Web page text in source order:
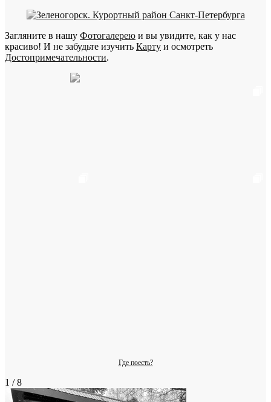
Загляните в нашу Фотогалерею и вы увидите, как у нас
красиво! И не забудьте изучить Карту и осмотреть
Достопримечательности.
Где поесть?
1 / 8